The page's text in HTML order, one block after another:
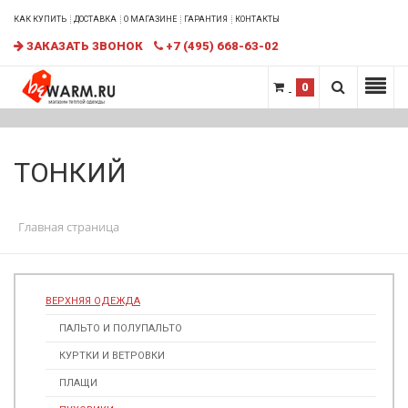
КАК КУПИТЬ ДОСТАВКА О МАГАЗИНЕ ГАРАНТИЯ КОНТАКТЫ
ЗАКАЗАТЬ ЗВОНОК +7 (495) 668-63-02
0
ТОНКИЙ
Главная страница
ВЕРХНЯЯ ОДЕЖДА
ПАЛЬТО И ПОЛУПАЛЬТО
КУРТКИ И ВЕТРОВКИ
ПЛАЩИ